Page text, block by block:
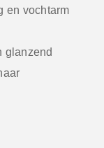
en vochtarm
glanzend